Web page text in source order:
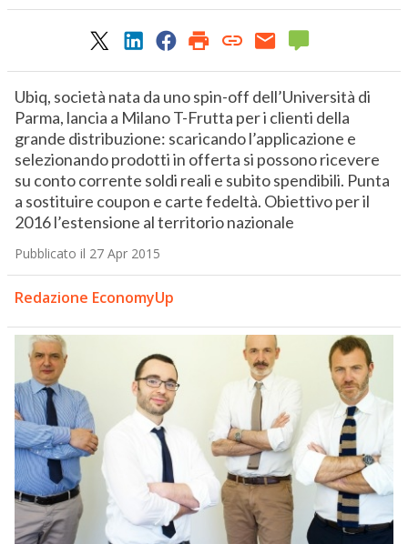
Ubiq, società nata da uno spin-off dell’Università di
Parma, lancia a Milano T-Frutta per i clienti della
grande distribuzione: scaricando l’applicazione e
selezionando prodotti in offerta si possono ricevere
su conto corrente soldi reali e subito spendibili. Punta
a sostituire coupon e carte fedeltà. Obiettivo per il
2016 l’estensione al territorio nazionale
Pubblicato il 27 Apr 2015
Redazione EconomyUp